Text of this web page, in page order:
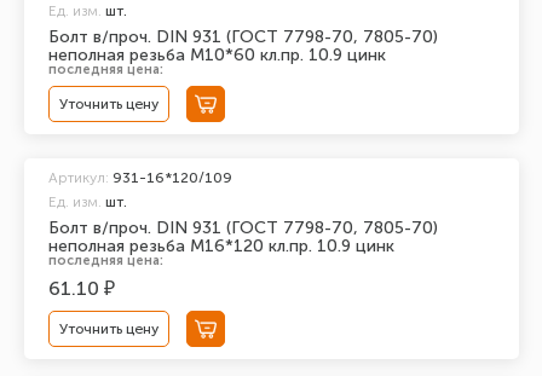
Болт в/проч. DIN 931 (ГОСТ 7798-70, 7805-70)
неполная резьба М10*60 кл.пр. 10.9 цинк
Ед. изм. шт.
последняя цена:
Уточнить цену
Болт в/проч. DIN 931 (ГОСТ 7798-70, 7805-70)
неполная резьба М16*120 кл.пр. 10.9 цинк
Артикул: 931-16*120/109
Ед. изм. шт.
последняя цена:
61.10 ₽
Уточнить цену